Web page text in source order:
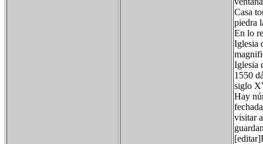
Casa
piedra
En lo
Iglesia
Iglesia
1550
siglo
Hay
visitar